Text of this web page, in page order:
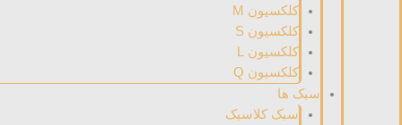
کلکسیون M
کلکسیون S
کلکسیون L
کلکسیون Q
سبک ها
سبک کلاسیک